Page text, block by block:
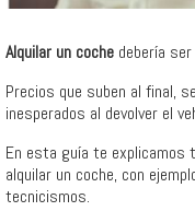
Alquilar un coche debería
Precios que suben al final,
inesperados al devolver el
En esta guía te explicamos
alquilar un coche, con
tecnicismos.